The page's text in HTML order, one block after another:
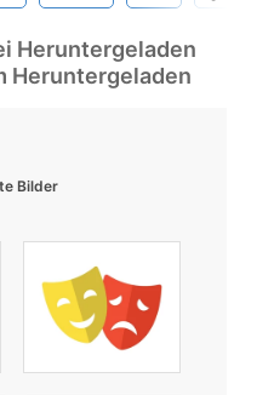
Heruntergeladen
Heruntergeladen
Bilder